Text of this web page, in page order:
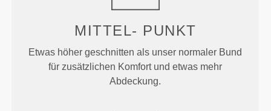
MITTEL- PUNKT
Etwas höher geschnitten als unser normaler Bund
für zusätzlichen Komfort und etwas mehr
Abdeckung.